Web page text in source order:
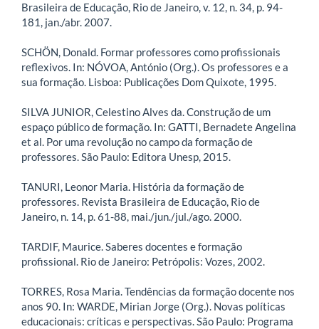
Brasileira de Educação, Rio de Janeiro, v. 12, n. 34, p. 94-
181, jan./abr. 2007.
SCHÖN, Donald. Formar professores como profissionais
reflexivos. In: NÓVOA, António (Org.). Os professores e a
sua formação. Lisboa: Publicações Dom Quixote, 1995.
SILVA JUNIOR, Celestino Alves da. Construção de um
espaço público de formação. In: GATTI, Bernadete Angelina
et al. Por uma revolução no campo da formação de
professores. São Paulo: Editora Unesp, 2015.
TANURI, Leonor Maria. História da formação de
professores. Revista Brasileira de Educação, Rio de
Janeiro, n. 14, p. 61-88, mai./jun./jul./ago. 2000.
TARDIF, Maurice. Saberes docentes e formação
profissional. Rio de Janeiro: Petrópolis: Vozes, 2002.
TORRES, Rosa Maria. Tendências da formação docente nos
anos 90. In: WARDE, Mirian Jorge (Org.). Novas políticas
educacionais: críticas e perspectivas. São Paulo: Programa